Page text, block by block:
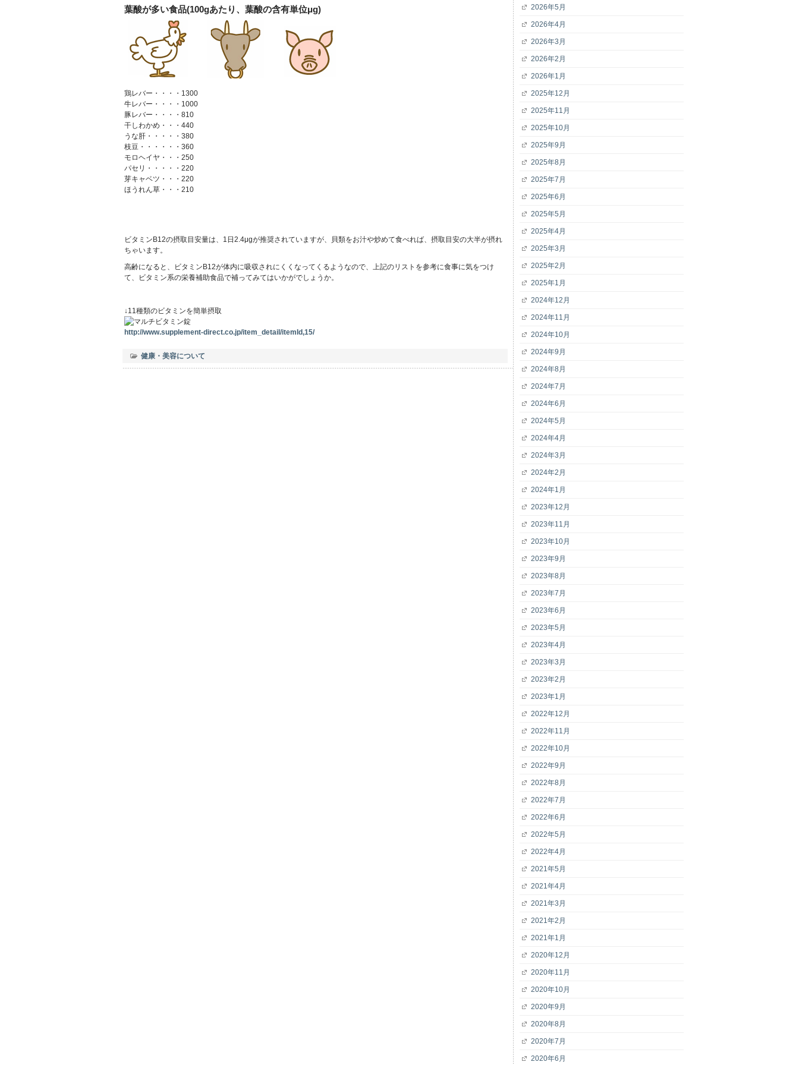
葉酸が多い食品(100gあたり、葉酸の含有単位μg)
鶏レバー・・・・1300
牛レバー・・・・1000
豚レバー・・・・810
干しわかめ・・・440
うな肝・・・・・380
枝豆・・・・・・360
モロヘイヤ・・・250
パセリ・・・・・220
芽キャベツ・・・220
ほうれん草・・・210
ビタミンB12の摂取目安量は、1日2.4μgが推奨されていますが、貝類をお汁や炒めて食べれば、摂取目安の大半が摂れ
ちゃいます。
高齢になると、ビタミンB12が体内に吸収されにくくなってくるようなので、上記のリストを参考に食事に気をつけ
て、ビタミン系の栄養補助食品で補ってみてはいかがでしょうか。
↓11種類のビタミンを簡単摂取
http://www.supplement-direct.co.jp/item_detail/itemId,15/
健康・美容について
2026年5月
2026年4月
2026年3月
2026年2月
2026年1月
2025年12月
2025年11月
2025年10月
2025年9月
2025年8月
2025年7月
2025年6月
2025年5月
2025年4月
2025年3月
2025年2月
2025年1月
2024年12月
2024年11月
2024年10月
2024年9月
2024年8月
2024年7月
2024年6月
2024年5月
2024年4月
2024年3月
2024年2月
2024年1月
2023年12月
2023年11月
2023年10月
2023年9月
2023年8月
2023年7月
2023年6月
2023年5月
2023年4月
2023年3月
2023年2月
2023年1月
2022年12月
2022年11月
2022年10月
2022年9月
2022年8月
2022年7月
2022年6月
2022年5月
2022年4月
2021年5月
2021年4月
2021年3月
2021年2月
2021年1月
2020年12月
2020年11月
2020年10月
2020年9月
2020年8月
2020年7月
2020年6月